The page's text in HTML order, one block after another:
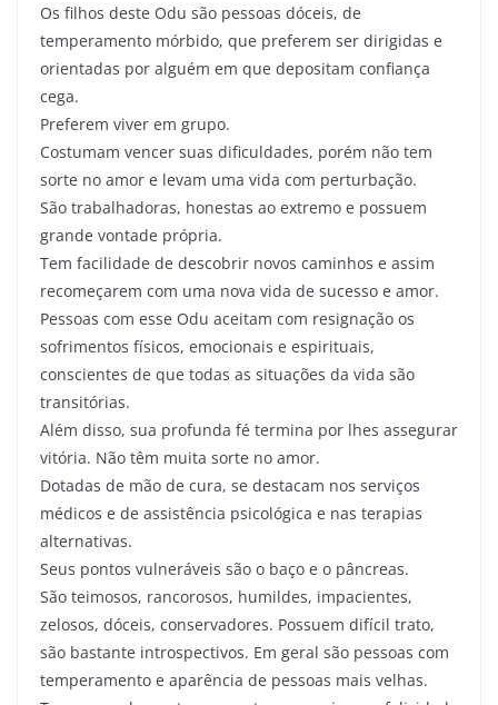
Os filhos deste Odu são pessoas dóceis, de
temperamento mórbido, que preferem ser dirigidas e
orientadas por alguém em que depositam confiança
cega.
Preferem viver em grupo.
Costumam vencer suas dificuldades, porém não tem
sorte no amor e levam uma vida com perturbação.
São trabalhadoras, honestas ao extremo e possuem
grande vontade própria.
Tem facilidade de descobrir novos caminhos e assim
recomeçarem com uma nova vida de sucesso e amor.
Pessoas com esse Odu aceitam com resignação os
sofrimentos físicos, emocionais e espirituais,
conscientes de que todas as situações da vida são
transitórias.
Além disso, sua profunda fé termina por lhes assegurar
vitória. Não têm muita sorte no amor.
Dotadas de mão de cura, se destacam nos serviços
médicos e de assistência psicológica e nas terapias
alternativas.
Seus pontos vulneráveis são o baço e o pâncreas.
São teimosos, rancorosos, humildes, impacientes,
zelosos, dóceis, conservadores. Possuem difícil trato,
são bastante introspectivos. Em geral são pessoas com
temperamento e aparência de pessoas mais velhas.